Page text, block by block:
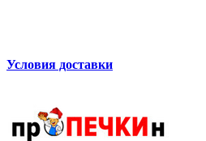
Условия доставки